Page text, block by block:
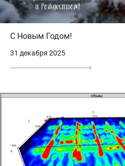
С Новым Годом!
31 декабря 2025